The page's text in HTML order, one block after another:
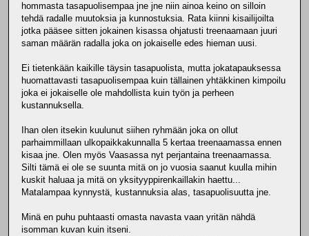
hommasta tasapuolisempaa jne jne niin ainoa keino on silloin
tehdä radalle muutoksia ja kunnostuksia. Rata kiinni kisailijoilta
jotka pääsee sitten jokainen kisassa ohjatusti treenaamaan juuri
saman määrän radalla joka on jokaiselle edes hieman uusi.
Ei tietenkään kaikille täysin tasapuolista, mutta jokatapauksessa
huomattavasti tasapuolisempaa kuin tällainen yhtäkkinen kimpoilu
joka ei jokaiselle ole mahdollista kuin työn ja perheen
kustannuksella.
Ihan olen itsekin kuulunut siihen ryhmään joka on ollut
parhaimmillaan ulkopaikkakunnalla 5 kertaa treenaamassa ennen
kisaa jne. Olen myös Vaasassa nyt perjantaina treenaamassa.
Silti tämä ei ole se suunta mitä on jo vuosia saanut kuulla mihin
kuskit haluaa ja mitä on yksityyppirenkaillakin haettu...
Matalampaa kynnystä, kustannuksia alas, tasapuolisuutta jne.
Minä en puhu puhtaasti omasta navasta vaan yritän nähdä
isomman kuvan kuin itseni.